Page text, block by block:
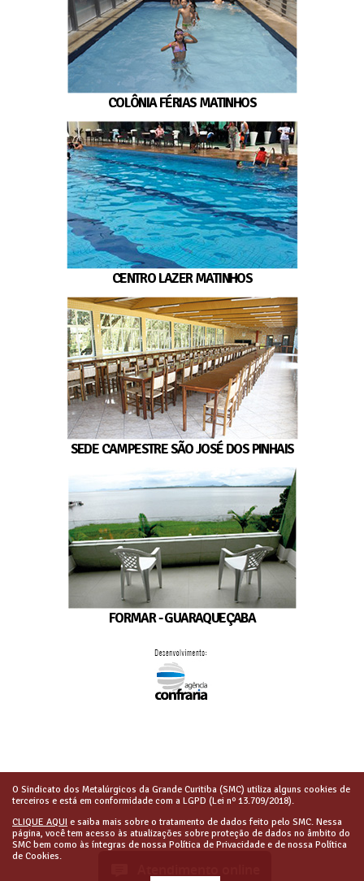
COLÔNIA FÉRIAS MATINHOS
CENTRO LAZER MATINHOS
SEDE CAMPESTRE SÃO JOSÉ DOS PINHAIS
FORMAR - GUARAQUEÇABA
O Sindicato dos Metalúrgicos da Grande Curitiba (SMC) utiliza alguns cookies de
terceiros e está em conformidade com a LGPD (Lei nº 13.709/2018).
CLIQUE AQUI e saiba mais sobre o tratamento de dados feito pelo SMC. Nessa
página, você tem acesso às atualizações sobre proteção de dados no âmbito do
SMC bem como às íntegras de nossa Política de Privacidade e de nossa Política
de Cookies.